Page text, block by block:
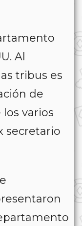
Al
tribus es
de
varios
secretario